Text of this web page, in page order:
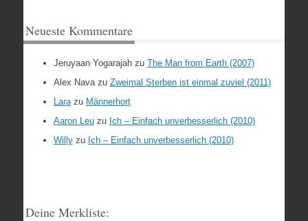
Neueste Kommentare
Jeruyaan Yogarajahzu The Man from Earth (2007)
Alex Navazu Zweimal Sterben ist einmal zuviel (2011)
Larazu Männerhort
Aaron Leuzu Ich – Einfach unverbesserlich (2010)
Willyzu Ich – Einfach unverbesserlich (2010)
Deine Merkliste: